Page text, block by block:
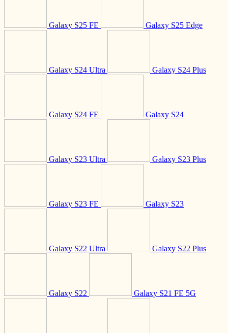
Galaxy S25 FE Galaxy S25 Edge
Galaxy S24 Ultra Galaxy S24 Plus
Galaxy S24 FE Galaxy S24
Galaxy S23 Ultra Galaxy S23 Plus
Galaxy S23 FE Galaxy S23
Galaxy S22 Ultra Galaxy S22 Plus
Galaxy S22 Galaxy S21 FE 5G